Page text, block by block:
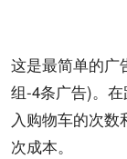
这是最简单的广
组-4条广告)。
入购物车的次
次成本。